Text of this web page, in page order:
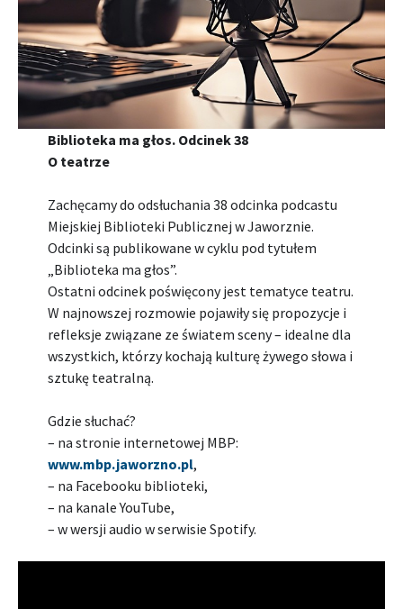
Biblioteka ma głos. Odcinek 38
O teatrze
Zachęcamy do odsłuchania 38 odcinka podcastu
Miejskiej Biblioteki Publicznej w Jaworznie.
Odcinki są publikowane w cyklu pod tytułem
„Biblioteka ma głos”.
Ostatni odcinek poświęcony jest tematyce teatru.
W najnowszej rozmowie pojawiły się propozycje i
refleksje związane ze światem sceny – idealne dla
wszystkich, którzy kochają kulturę żywego słowa i
sztukę teatralną.
Gdzie słuchać?
– na stronie internetowej MBP:
www.mbp.jaworzno.pl,
– na Facebooku biblioteki,
– na kanale YouTube,
– w wersji audio w serwisie Spotify.